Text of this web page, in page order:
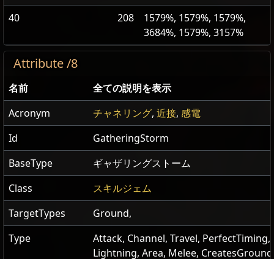
40
208
1579%, 1579%, 1579%,
3684%, 1579%, 3157%
Attribute /8
名前
全ての説明を表示
Acronym
チャネリング, 近接, 感電
Id
GatheringStorm
BaseType
ギャザリングストーム
Class
スキルジェム
TargetTypes
Ground,
Type
Attack, Channel, Travel, PerfectTiming,
Lightning, Area, Melee,